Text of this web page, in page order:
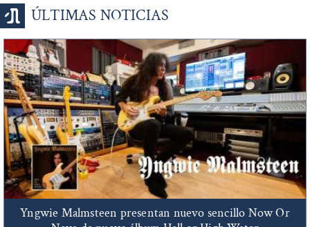
ÚLTIMAS NOTICIAS
Yngwie Malmsteen presentan nuevo sencillo Now Or